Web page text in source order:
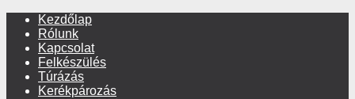
Kezdőlap
Rólunk
Kapcsolat
Felkészülés
Túrázás
Kerékpározás